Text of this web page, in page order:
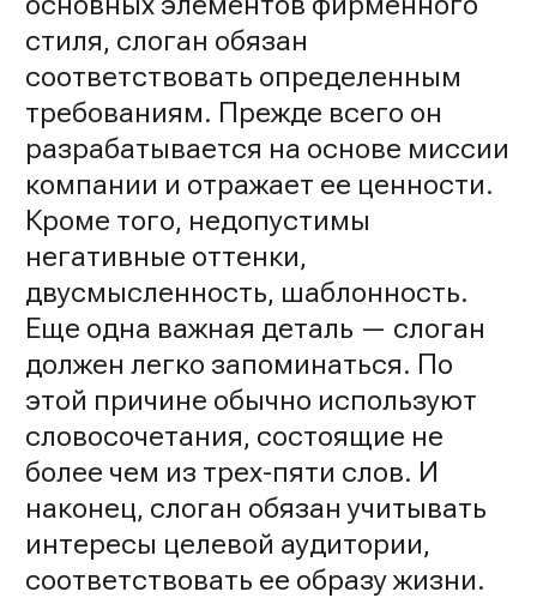
стиля, слоган обязан
соответствовать определенным
требованиям. Прежде всего он
разрабатывается на основе миссии
компании и отражает ее ценности.
Кроме того, недопустимы
негативные оттенки,
двусмысленность, шаблонность.
Еще одна важная деталь — слоган
должен легко запоминаться. По
этой причине обычно используют
словосочетания, состоящие не
более чем из трех-пяти слов. И
наконец, слоган обязан учитывать
интересы целевой аудитории,
соответствовать ее образу жизни.